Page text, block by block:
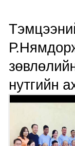
нутгийн